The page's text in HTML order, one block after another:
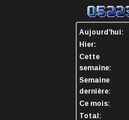
Aujourd'hui:
Hier:
Cette
semaine:
Semaine
dernière:
Ce mois:
Total: